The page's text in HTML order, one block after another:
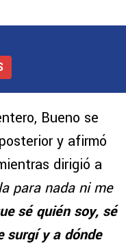
Bueno se
y afirmó
dirigió a
para nada ni me
sé quién soy, sé
surgí y a dónde